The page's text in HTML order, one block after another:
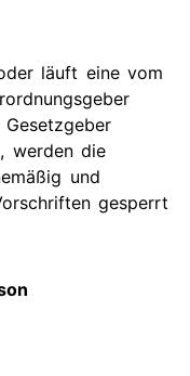
läuft eine vom
werden die
und
gesperrt